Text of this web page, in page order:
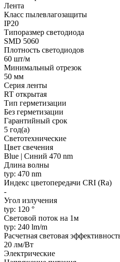
Лента
Класс пылевлагозащиты
IP20
Типоразмер светодиода
SMD 5060
Плотность светодиодов
60 шт/м
Минимальный отрезок
50 мм
Серия ленты
RT открытая
Тип герметизации
Без герметизации
Гарантийный срок
5 год(а)
Светотехнические
Цвет свечения
Blue | Синий 470 nm
Длина волны
typ: 470 nm
Индекс цветопередачи CRI (Ra)
-
Угол излучения
typ: 120 °
Световой поток на 1м
typ: 240 lm/m
Расчетная световая
20 лм/Вт
Электрические